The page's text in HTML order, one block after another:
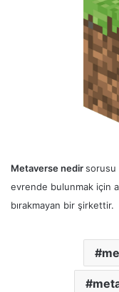
Metaverse nedirsorusu
evrende bulunmak için
bırakmayan bir şirkettir.